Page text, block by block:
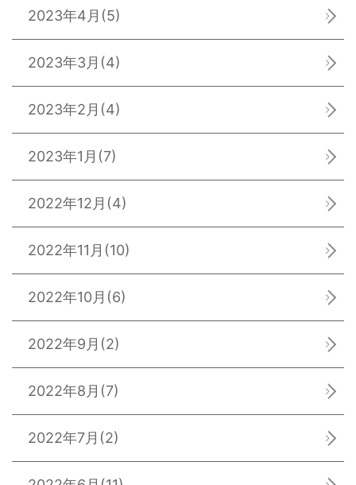
2023年4月 (5)
2023年3月 (4)
2023年2月 (4)
2023年1月 (7)
2022年12月 (4)
2022年11月 (10)
2022年10月 (6)
2022年9月 (2)
2022年8月 (7)
2022年7月 (2)